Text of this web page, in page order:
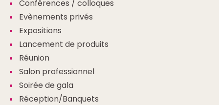
Conférences / colloques
Evènements privés
Expositions
Lancement de produits
Réunion
Salon professionnel
Soirée de gala
Réception/Banquets